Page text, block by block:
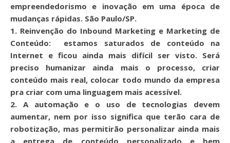
empreendedorismo e inovação em uma época de
mudanças rápidas. São Paulo/SP.
1. Reinvenção do Inbound Marketing e Marketing de
Conteúdo:
estamos saturados de conteúdo na
Internet e ficou ainda mais difícil ser visto. Será
preciso humanizar ainda mais o processo, criar
conteúdo mais real, colocar todo mundo da empresa
pra criar com uma linguagem mais acessível.
2. A automação e o uso de tecnologias devem
aumentar, nem por isso significa que terão cara de
robotização, mas permitirão personalizar ainda mais
a entrega de conteúdo personalizado e bem